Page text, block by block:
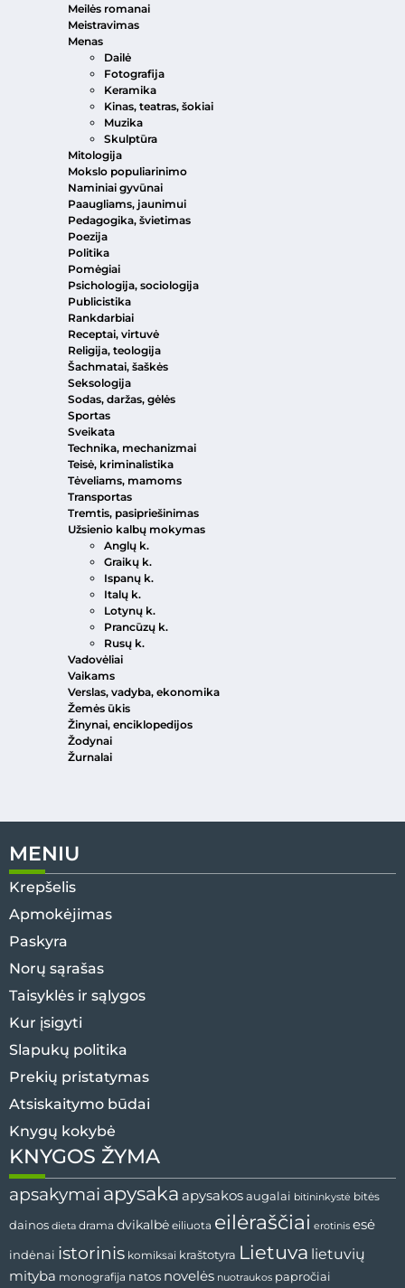
Meilės romanai
Meistravimas
Menas
Dailė
Fotografija
Keramika
Kinas, teatras, šokiai
Muzika
Skulptūra
Mitologija
Mokslo populiarinimo
Naminiai gyvūnai
Paaugliams, jaunimui
Pedagogika, švietimas
Poezija
Politika
Pomėgiai
Psichologija, sociologija
Publicistika
Rankdarbiai
Receptai, virtuvė
Religija, teologija
Šachmatai, šaškės
Seksologija
Sodas, daržas, gėlės
Sportas
Sveikata
Technika, mechanizmai
Teisė, kriminalistika
Tėveliams, mamoms
Transportas
Tremtis, pasipriešinimas
Užsienio kalbų mokymas
Anglų k.
Graikų k.
Ispanų k.
Italų k.
Lotynų k.
Prancūzų k.
Rusų k.
Vadovėliai
Vaikams
Verslas, vadyba, ekonomika
Žemės ūkis
Žinynai, enciklopedijos
Žodynai
Žurnalai
MENIU
Krepšelis
Apmokėjimas
Paskyra
Norų sąrašas
Taisyklės ir sąlygos
Kur įsigyti
Slapukų politika
Prekių pristatymas
Atsiskaitymo būdai
Knygų kokybė
KNYGOS ŽYMA
apsakymai apysaka apysakos augalai bitininkystė bitės
dainos dieta drama dvikalbė eiliuota eilėraščiai erotinis esė
indėnai istorinis komiksai kraštotyra Lietuva lietuvių
mityba monografija natos novelės nuotraukos papročiai